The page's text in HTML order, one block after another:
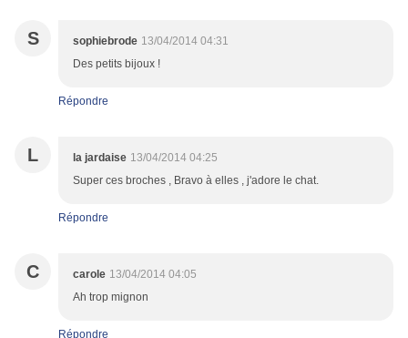
S sophiebrode 13/04/2014 04:31
Des petits bijoux !
Répondre
L la jardaise 13/04/2014 04:25
Super ces broches , Bravo à elles , j'adore le chat.
Répondre
C carole 13/04/2014 04:05
Ah trop mignon
Répondre